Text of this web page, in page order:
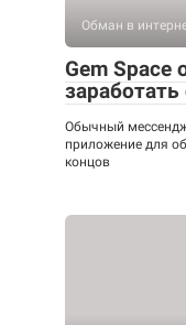
Обман в
Gem
Обычный
приложение для
концов